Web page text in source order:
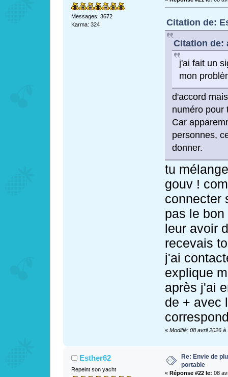
Messages: 3672
Karma: 324
Citation de:
Citation de:
j'ai fait un
mon
d'accord
numéro pour
Car
personnes,
donner.
tu
gouv !
connecter
pas le
leur avoir
recevais
j'ai
explique
après j'ai
de + avec
« Modifié: 08 avril 2026 à
Esther62
Repeint son yacht
Re: Envie de
portable
« Réponse #22 le: 08